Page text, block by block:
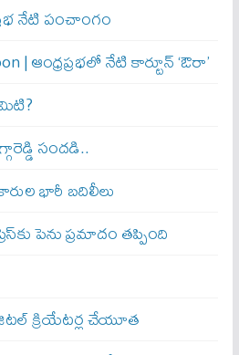
నేటి పంచాంగం
| ఆంధ్రప్రభలో నేటి కార్టూన్ ‘ఔరా’
సందడి..
భారీ బదిలీలు
పెను ప్రమాదం తప్పింది
క్రియేటర్ల చేయూత